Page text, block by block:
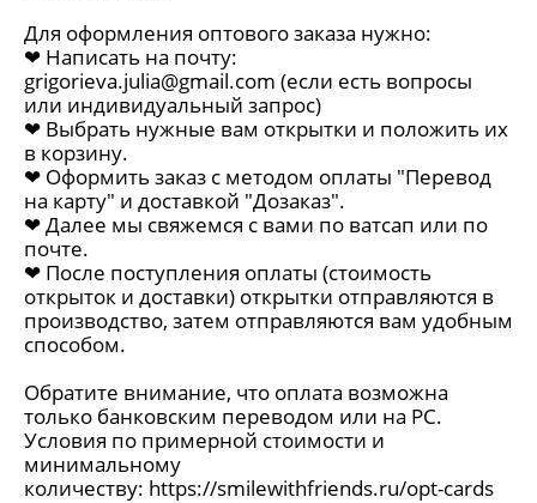
Для оформления оптового заказа нужно:
❤︎ Написать на почту:
grigorieva.julia@gmail.com (если есть вопросы
или индивидуальный запрос)
❤︎ Выбрать нужные вам открытки и положить их
в корзину.
❤︎ Оформить заказ с методом оплаты "Перевод
на карту" и доставкой "Дозаказ".
❤︎ Далее мы свяжемся с вами по ватсап или по
почте.
❤︎ После поступления оплаты (стоимость
открыток и доставки) открытки отправляются в
производство, затем отправляются вам удобным
способом.
Обратите внимание, что оплата возможна
только банковским переводом или на РС.
Условия по примерной стоимости и
минимальному
количеству: https://smilewithfriends.ru/opt-cards